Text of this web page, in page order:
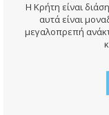
Η Κρήτη είναι
αυτά είναι
μεγαλοπρεπή